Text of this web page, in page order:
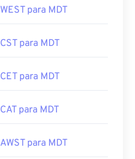
WEST para MDT
CST para MDT
CET para MDT
CAT para MDT
AWST para MDT